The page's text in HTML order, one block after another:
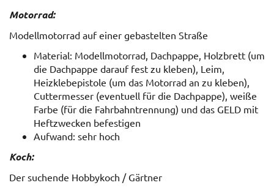
Motorrad:
Modellmotorrad auf einer gebastelten Straße
Material: Modellmotorrad, Dachpappe, Holzbrett (um
die Dachpappe darauf fest zu kleben), Leim,
Heizklebepistole (um das Motorrad an zu kleben),
Cuttermesser (eventuell für die Dachpappe), weiße
Farbe (für die Fahrbahntrennung) und das GELD mit
Heftzwecken befestigen
Aufwand: sehr hoch
Koch:
Der suchende Hobbykoch / Gärtner